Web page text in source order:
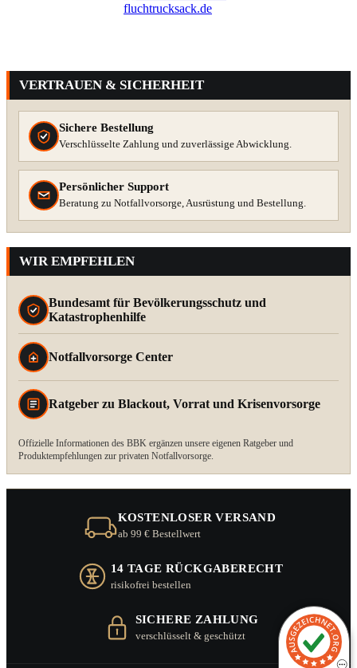
VERTRAUEN & SICHERHEIT
Sichere Bestellung
Verschlüsselte Zahlung und zuverlässige Abwicklung.
Persönlicher Support
Beratung zu Notfallvorsorge, Ausrüstung und Bestellung.
WIR EMPFEHLEN
Bundesamt für Bevölkerungsschutz und
Katastrophenhilfe
Notfallvorsorge Center
Ratgeber zu Blackout, Vorrat und Krisenvorsorge
Offizielle Informationen des BBK ergänzen unsere eigenen Ratgeber und
Produktempfehlungen zur privaten Notfallvorsorge.
KOSTENLOSER VERSAND
ab 99 € Bestellwert
14 TAGE RÜCKGABERECHT
risikofrei bestellen
SICHERE ZAHLUNG
verschlüsselt & geschützt